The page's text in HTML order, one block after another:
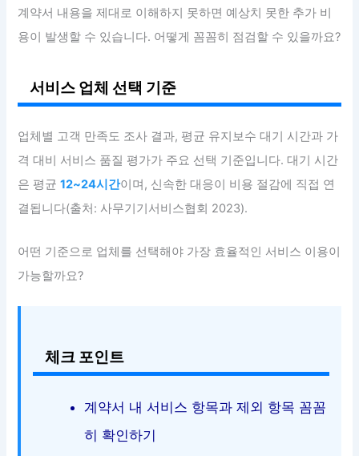
계약서 내용을 제대로 이해하지 못하면 예상치 못한 추가 비
용이 발생할 수 있습니다. 어떻게 꼼꼼히 점검할 수 있을까요?
서비스 업체 선택 기준
업체별 고객 만족도 조사 결과, 평균 유지보수 대기 시간과 가
격 대비 서비스 품질 평가가 주요 선택 기준입니다. 대기 시간
은 평균12~24시간이며, 신속한 대응이 비용 절감에 직접 연
결됩니다(출처: 사무기기서비스협회 2023).
어떤 기준으로 업체를 선택해야 가장 효율적인 서비스 이용이
가능할까요?
체크 포인트
계약서 내 서비스 항목과 제외 항목 꼼꼼
히 확인하기